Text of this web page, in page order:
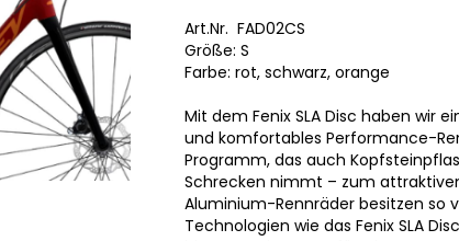
Art.Nr. FAD02CS
Größe: S
Farbe: rot, schwarz, orange
Mit dem Fenix SLA Disc haben wir
und komfortables Performance-
Programm, das auch
Schrecken nimmt – zum
Aluminium-Rennräder besitzen so
Technologien wie das Fenix SLA